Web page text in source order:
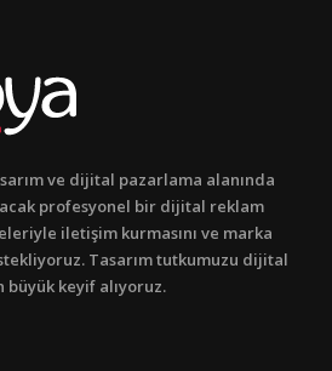
ve dijital pazarlama alanında
profesyonel bir dijital reklam
iletişim kurmasını ve marka
Tasarım tutkumuzu dijital
keyif alıyoruz.